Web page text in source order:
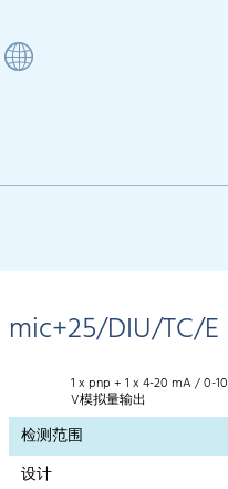
mic+25/DIU/TC/E
1 x pnp + 1 x 4-20 mA / 0-10
V模拟量输出
检测范围
设计